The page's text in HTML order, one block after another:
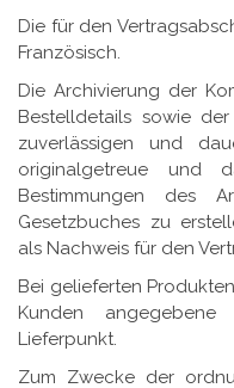
Die für den
Französisch.
Die Archivierung der
Bestelldetails sowie
zuverlässigen und
originalgetreue und
Bestimmungen des
Gesetzbuches zu
als Nachweis für den
Bei gelieferten
Kunden
Lieferpunkt.
Zum Zwecke der